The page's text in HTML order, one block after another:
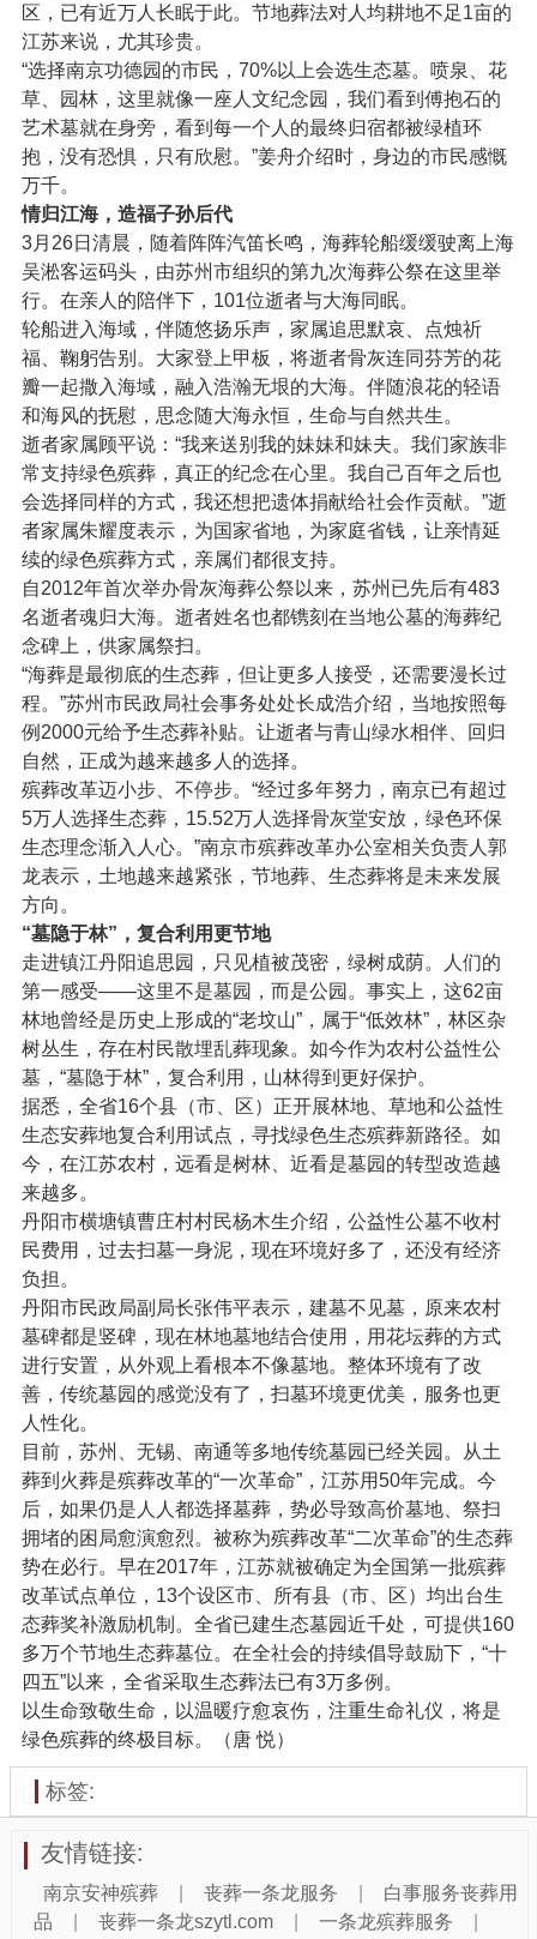
区，已有近万人长眠于此。节地葬法对人均耕地不足1亩的
江苏来说，尤其珍贵。
“选择南京功德园的市民，70%以上会选生态墓。喷泉、花
草、园林，这里就像一座人文纪念园，我们看到傅抱石的
艺术墓就在身旁，看到每一个人的最终归宿都被绿植环
抱，没有恐惧，只有欣慰。”姜舟介绍时，身边的市民感慨
万千。
情归江海，造福子孙后代
3月26日清晨，随着阵阵汽笛长鸣，海葬轮船缓缓驶离上海
吴淞客运码头，由苏州市组织的第九次海葬公祭在这里举
行。在亲人的陪伴下，101位逝者与大海同眠。
轮船进入海域，伴随悠扬乐声，家属追思默哀、点烛祈
福、鞠躬告别。大家登上甲板，将逝者骨灰连同芬芳的花
瓣一起撒入海域，融入浩瀚无垠的大海。伴随浪花的轻语
和海风的抚慰，思念随大海永恒，生命与自然共生。
逝者家属顾平说：“我来送别我的妹妹和妹夫。我们家族非
常支持绿色殡葬，真正的纪念在心里。我自己百年之后也
会选择同样的方式，我还想把遗体捐献给社会作贡献。”逝
者家属朱耀度表示，为国家省地，为家庭省钱，让亲情延
续的绿色殡葬方式，亲属们都很支持。
自2012年首次举办骨灰海葬公祭以来，苏州已先后有483
名逝者魂归大海。逝者姓名也都镌刻在当地公墓的海葬纪
念碑上，供家属祭扫。
“海葬是最彻底的生态葬，但让更多人接受，还需要漫长过
程。”苏州市民政局社会事务处处长成浩介绍，当地按照每
例2000元给予生态葬补贴。让逝者与青山绿水相伴、回归
自然，正成为越来越多人的选择。
殡葬改革迈小步、不停步。“经过多年努力，南京已有超过
5万人选择生态葬，15.52万人选择骨灰堂安放，绿色环保
生态理念渐入人心。”南京市殡葬改革办公室相关负责人郭
龙表示，土地越来越紧张，节地葬、生态葬将是未来发展
方向。
“墓隐于林”，复合利用更节地
走进镇江丹阳追思园，只见植被茂密，绿树成荫。人们的
第一感受——这里不是墓园，而是公园。事实上，这62亩
林地曾经是历史上形成的“老坟山”，属于“低效林”，林区杂
树丛生，存在村民散埋乱葬现象。如今作为农村公益性公
墓，“墓隐于林”，复合利用，山林得到更好保护。
据悉，全省16个县（市、区）正开展林地、草地和公益性
生态安葬地复合利用试点，寻找绿色生态殡葬新路径。如
今，在江苏农村，远看是树林、近看是墓园的转型改造越
来越多。
丹阳市横塘镇曹庄村村民杨木生介绍，公益性公墓不收村
民费用，过去扫墓一身泥，现在环境好多了，还没有经济
负担。
丹阳市民政局副局长张伟平表示，建墓不见墓，原来农村
墓碑都是竖碑，现在林地墓地结合使用，用花坛葬的方式
进行安置，从外观上看根本不像墓地。整体环境有了改
善，传统墓园的感觉没有了，扫墓环境更优美，服务也更
人性化。
目前，苏州、无锡、南通等多地传统墓园已经关园。从土
葬到火葬是殡葬改革的“一次革命”，江苏用50年完成。今
后，如果仍是人人都选择墓葬，势必导致高价墓地、祭扫
拥堵的困局愈演愈烈。被称为殡葬改革“二次革命”的生态葬
势在必行。早在2017年，江苏就被确定为全国第一批殡葬
改革试点单位，13个设区市、所有县（市、区）均出台生
态葬奖补激励机制。全省已建生态墓园近千处，可提供160
多万个节地生态葬墓位。在全社会的持续倡导鼓励下，“十
四五”以来，全省采取生态葬法已有3万多例。
以生命致敬生命，以温暖疗愈哀伤，注重生命礼仪，将是
绿色殡葬的终极目标。（唐 悦）
标签:
友情链接:
南京安神殡葬 丧葬一条龙服务
白事服务丧葬用
品
丧葬一条龙szytl.com 一条龙殡葬服务